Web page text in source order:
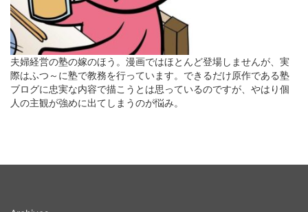
夫婦経営の塾の嫁のほう。漫画ではほとんど登場しませんが、実
際はふつ～に塾で教務を行っています。できるだけ原作である塾
ブログに忠実な内容で描こうとは思っているのですが、やはり個
人の主観が強めに出てしまうのが悩み。